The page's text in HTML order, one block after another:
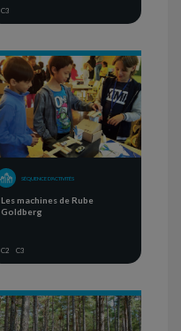
C3
SÉQUENCE D'ACTIVITÉS
Les machines de Rube
Goldberg
C2 C3